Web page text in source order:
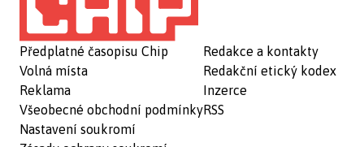
Předplatné časopisu Chip
Volná místa
Reklama
Všeobecné obchodní podmínky
Nastavení soukromí
Redakce a kontakty
Redakční etický kodex
Inzerce
RSS